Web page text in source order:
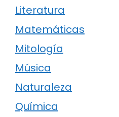
Literatura
Matemáticas
Mitología
Música
Naturaleza
Química